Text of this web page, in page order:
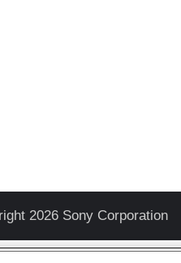
2026 Sony Corporation